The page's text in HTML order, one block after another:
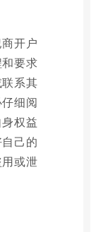
开户
要求
系其
细阅
权益
己的
或泄